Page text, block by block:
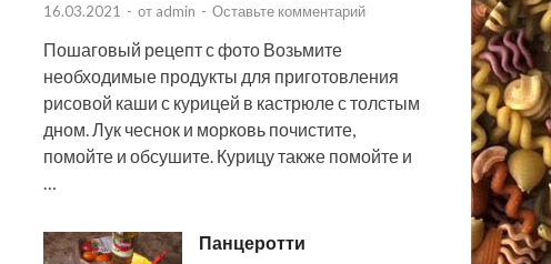
16.03.2021 - от admin - Оставьте комментарий
Пошаговый рецепт с фото Возьмите
необходимые продукты для приготовления
рисовой каши с курицей в кастрюле с толстым
дном. Лук чеснок и морковь почистите,
помойте и обсушите. Курицу также помойте и
…
Панцеротти